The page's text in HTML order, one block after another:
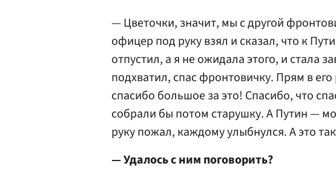
— Цветочки, значит, мы с другой
офицер под руку взял и сказал, что к
отпустил, а я не ожидала этого, и стала
подхватил, спас фронтовичку. Прям в
спасибо большое за это! Спасибо, что
собрали бы потом старушку. А Путин —
руку пожал, каждому улыбнулся. А это
— Удалось с ним поговорить?